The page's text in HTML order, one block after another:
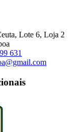
Lote 6, Loja 2
631